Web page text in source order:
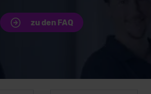
zu den FAQ